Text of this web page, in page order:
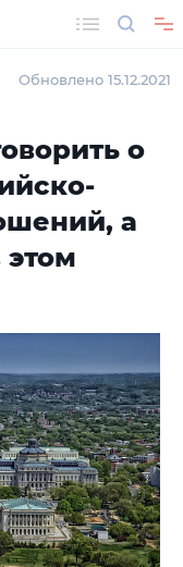
Обновлено 15.12.2021
о
а
этом